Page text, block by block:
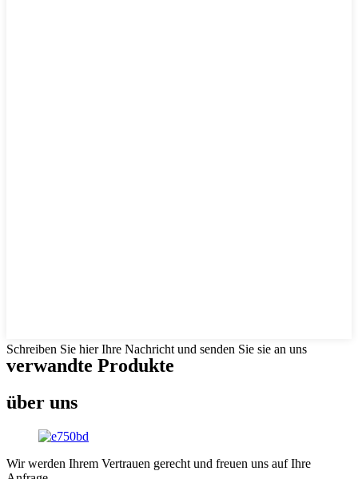
Schreiben Sie hier Ihre Nachricht und senden Sie sie an uns
verwandte Produkte
über uns
Wir werden Ihrem Vertrauen gerecht und freuen uns auf Ihre